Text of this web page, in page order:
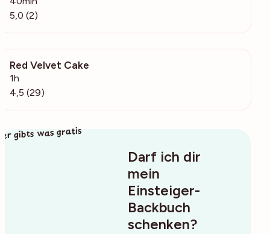
5,0 (2)
Red Velvet Cake
1h
4,5 (29)
Darf ich dir
mein
Einsteiger-
Backbuch
schenken?
gibts was gratis